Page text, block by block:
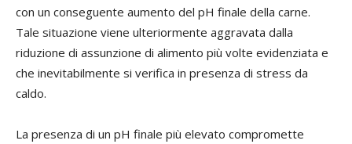
con un conseguente aumento del pH finale della carne.
Tale situazione viene ulteriormente aggravata dalla
riduzione di assunzione di alimento più volte evidenziata e
che inevitabilmente si verifica in presenza di stress da
caldo.
La presenza di un pH finale più elevato compromette